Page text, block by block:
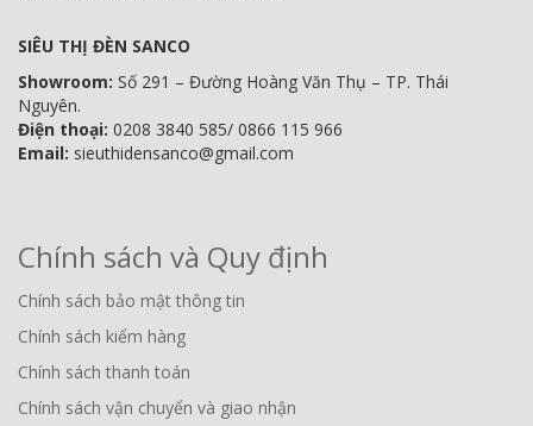
SIÊU THỊ ĐÈN SANCO
Showroom: Số 291 – Đường Hoàng Văn Thụ – TP. Thái
Nguyên.
Điện thoại: 0208 3840 585/ 0866 115 966
Email: sieuthidensanco@gmail.com
Chính sách và Quy định
Chính sách bảo mật thông tin
Chính sách kiểm hàng
Chính sách thanh toán
Chính sách vận chuyển và giao nhận